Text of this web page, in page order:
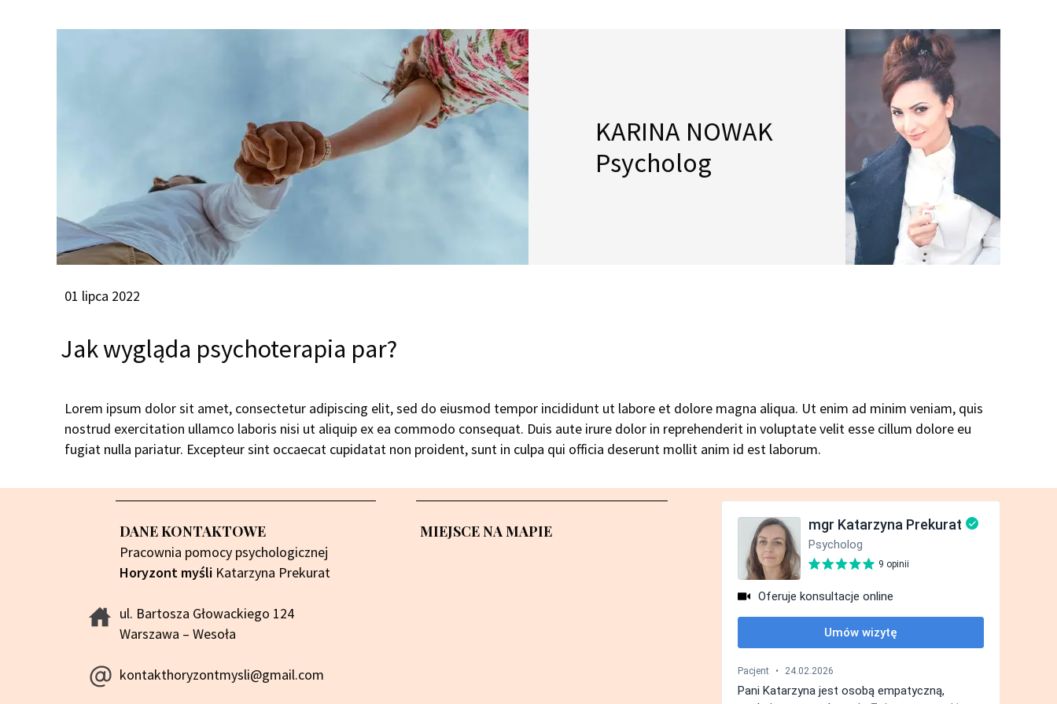
KARINA NOWAK
Psycholog
01 lipca 2022
Jak wygląda psychoterapia par?
Lorem ipsum dolor sit amet, consectetur adipiscing elit, sed do eiusmod tempor incididunt ut labore et dolore magna aliqua. Ut enim ad minim veniam, quis
nostrud exercitation ullamco laboris nisi ut aliquip ex ea commodo consequat. Duis aute irure dolor in reprehenderit in voluptate velit esse cillum dolore eu
fugiat nulla pariatur. Excepteur sint occaecat cupidatat non proident, sunt in culpa qui officia deserunt mollit anim id est laborum.
O MNIE KONTRAKT KONTAKT
MIEJSCE NA MAPIE
DANE KONTAKTOWE
Pracownia pomocy psychologicznej
Horyzont myśli Katarzyna Prekurat
ul. Bartosza Głowackiego 124
Warszawa – Wesoła
kontakthoryzontmysli@gmail.com